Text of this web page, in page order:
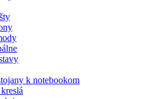
k notebookom